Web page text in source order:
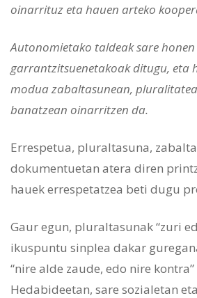
oinarrituz eta hauen arteko
Autonomietako taldeak sare
garrantzitsuenetakoak ditugu, eta
modua zabaltasunean,
banatzean oinarritzen da.
Errespetua, pluraltasuna,
dokumentuetan atera diren
hauek errespetatzea beti dugu
Gaur egun, pluraltasunak “zuri
ikuspuntu sinplea dakar
“nire alde zaude, edo nire
Hedabideetan, sare sozialetan